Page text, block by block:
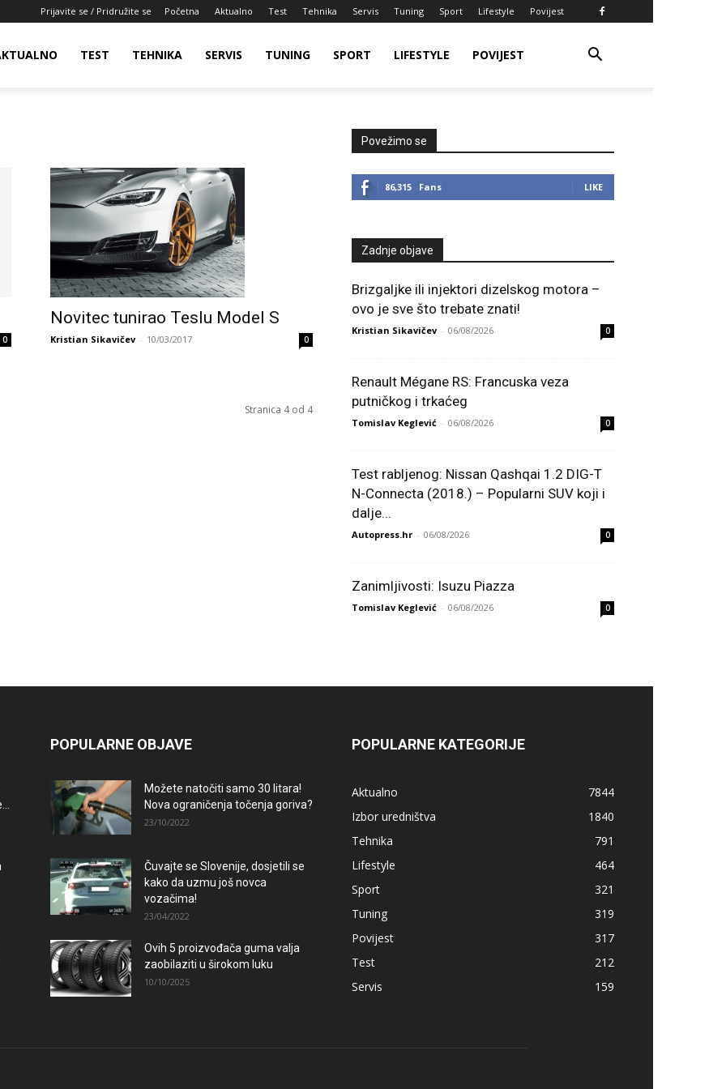
Prijavite se / Pridružite se Početna Aktualno Test Tehnika Servis Tuning Sport Lifestyle Povijest
TEST TEHNIKA SERVIS TUNING SPORT LIFESTYLE POVIJEST
0
Novitec tunirao Teslu Model S
Kristian Sikavičev - 10/03/2017 0
Stranica 4 od 4
Povežimo se
86,315 Fans LIKE
Zadnje objave
Brizgaljke ili injektori dizelskog motora –
ovo je sve što trebate znati!
Kristian Sikavičev - 06/08/2026 0
Renault Mégane RS: Francuska veza
putničkog i trkaćeg
Tomislav Keglević - 06/08/2026 0
Test rabljenog: Nissan Qashqai 1.2 DIG-T
N-Connecta (2018.) – Popularni SUV koji i
dalje...
Autopress.hr - 06/08/2026 0
Zanimljivosti: Isuzu Piazza
Tomislav Keglević - 06/08/2026 0
POPULARNE OBJAVE
Možete natočiti samo 30 litara!
Nova ograničenja točenja goriva?
23/10/2022
Čuvajte se Slovenije, dosjetili se
kako da uzmu još novca
vozačima!
23/04/2022
Ovih 5 proizvođača guma valja
zaobilaziti u širokom luku
10/10/2025
POPULARNE KATEGORIJE
Aktualno
7844
Izbor uredništva
1840
Tehnika
791
Lifestyle
464
Sport
321
Tuning
319
Povijest
317
Test
212
Servis
159